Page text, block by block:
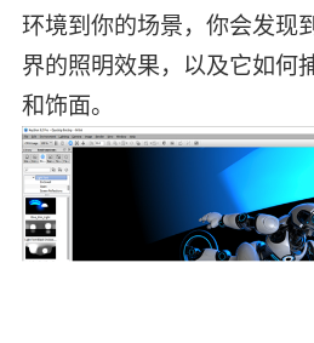
环境到你的场景，你会发现
界的照明效果，以及它如何
和饰面。